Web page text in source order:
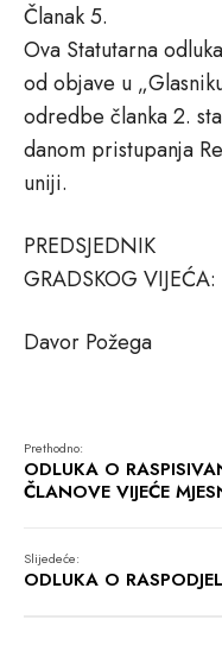
Članak 5.
Ova Statutarna
od objave u
odredbe članka 2.
danom pristupanja
uniji.
PREDSJEDNIK
GRADSKOG VIJEĆA:
Davor Požega
Prethodno:
ODLUKA O
ČLANOVE VIJEĆE
Slijedeće:
ODLUKA O